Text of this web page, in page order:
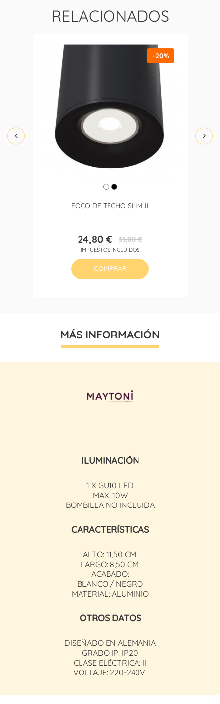
RELACIONADOS
FOCO DE TECHO SLIM II
Precio
24,80 €Precio
base
31,00 €
IMPUESTOS INCLUIDOS
-20%
COMPRAR
MÁS INFORMACIÓN
ILUMINACIÓN
1 X GU10 LED
MAX. 10W
BOMBILLA NO INCLUIDA
CARACTERÍSTICAS
ALTO: 11,50 CM.
LARGO: 8,50 CM.
ACABADO:
BLANCO / NEGRO
MATERIAL: ALUMINIO
OTROS DATOS
DISEÑADO EN ALEMANIA
GRADO IP: IP20
CLASE ELÉCTRICA: II
VOLTAJE: 220-240V.